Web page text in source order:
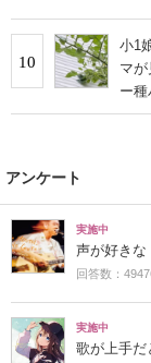
10
小1
マ
ー種
アンケート
実施中
声が好きな
回答数：
実施中
歌が上手だ